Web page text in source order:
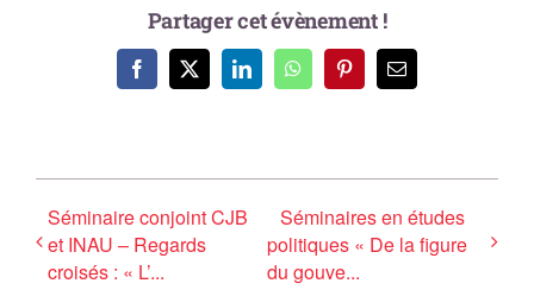
Partager cet évènement !
Facebook
X LinkedInWhatsAppPinterestEmail
Séminaire conjoint CJB
et INAU – Regards
croisés : « L’...
Séminaires en études
politiques « De la figure
du gouve...